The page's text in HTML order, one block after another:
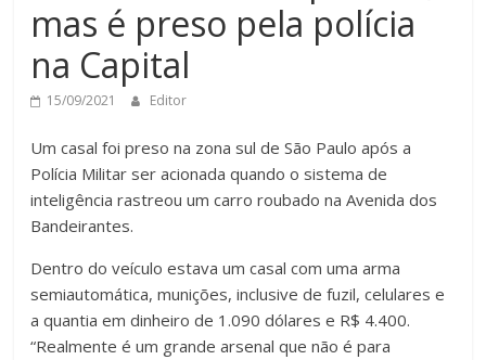
mas é preso pela polícia
na Capital
15/09/2021 Editor
Um casal foi preso na zona sul de São Paulo após a
Polícia Militar ser acionada quando o sistema de
inteligência rastreou um carro roubado na Avenida dos
Bandeirantes.
Dentro do veículo estava um casal com uma arma
semiautomática, munições, inclusive de fuzil, celulares e
a quantia em dinheiro de 1.090 dólares e R$ 4.400.
“Realmente é um grande arsenal que não é para